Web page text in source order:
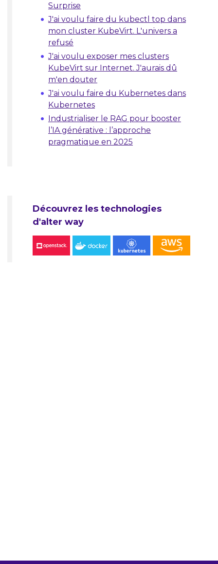
Surprise
J'ai voulu faire du kubectl top dans
mon cluster KubeVirt. L'univers a
refusé
J'ai voulu exposer mes clusters
KubeVirt sur Internet. J'aurais dû
m'en douter
J'ai voulu faire du Kubernetes dans
Kubernetes
Industrialiser le RAG pour booster
l’IA générative : l’approche
pragmatique en 2025
Découvrez les technologies
d'alter way